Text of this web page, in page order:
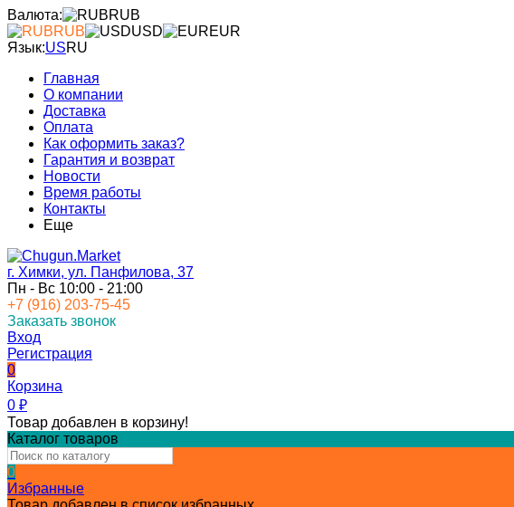
Валюта:
RUB
RUB
USD
EUR
Язык:USRU
Главная
О компании
Доставка
Оплата
Как оформить заказ?
Гарантия и возврат
Новости
Время работы
Контакты
Еще
г. Химки, ул. Панфилова, 37
Пн - Вс 10:00 - 21:00
+7 (916) 203-75-45
Заказать звонок
Вход
Регистрация
0
Корзина
0 ₽
Товар добавлен в корзину!
Каталог товаров
0
Избранные